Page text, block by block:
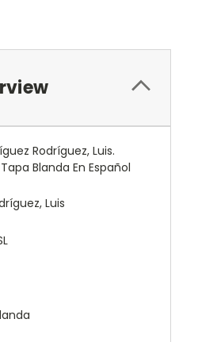
Rodríguez, Luis.
Blanda En Español
Luis